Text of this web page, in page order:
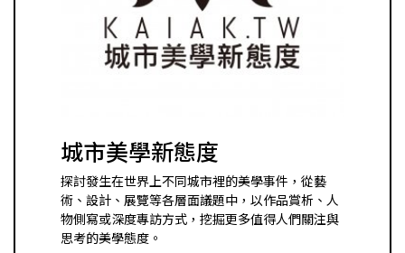
城市美學新態度
探討發生在世界上不同城市裡的美學事件，從藝
術、設計、展覽等各層面議題中，以作品賞析、人
物側寫或深度專訪方式，挖掘更多值得人們關注與
思考的美學態度。